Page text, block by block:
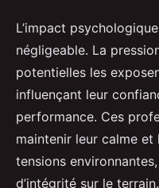
L’impact
négligeable. La
potentielles les
influençant leur
performance. Ces
maintenir leur calme
tensions
d’intégrité sur le terrain.